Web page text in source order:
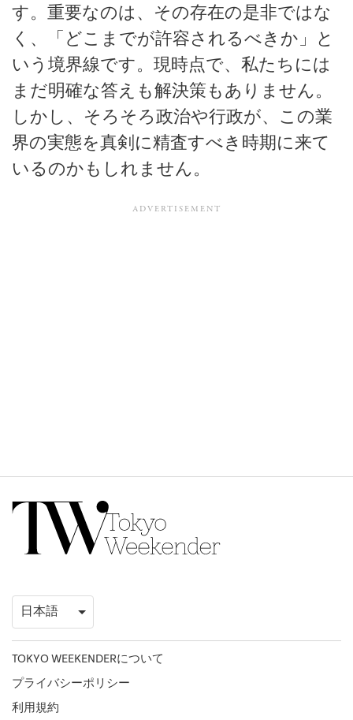
す。重要なのは、その存在の是非ではな
く、「どこまでが許容されるべきか」と
いう境界線です。現時点で、私たちには
まだ明確な答えも解決策もありません。
しかし、そろそろ政治や行政が、この業
界の実態を真剣に精査すべき時期に来て
いるのかもしれません。
TOKYO WEEKENDERについて
プライバシーポリシー
利用規約